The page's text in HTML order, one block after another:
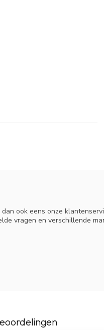
ook eens onze
vragen en verschillende